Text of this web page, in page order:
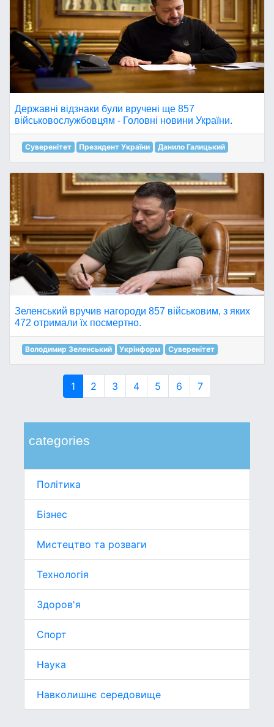
categories
Політика
Бізнес
Мистецтво та розваги
Технологія
Здоров'я
Спорт
Наука
Навколишнє середовище
Державні відзнаки були вручені ще 857
військовослужбовцям - Головні новини України.
Суверенітет Президент України Данило Галицький
Зеленський вручив нагороди 857 військовим, з яких
472 отримали їх посмертно.
Володимир Зеленський Укрінформ Суверенітет
1 2 3 4 5 6 7